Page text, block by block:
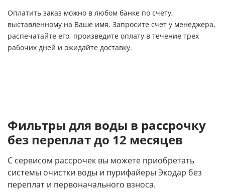
Оплатить заказ можно в любом банке по счету,
выставленному на Ваше имя. Запросите счет у менеджера,
распечатайте его, произведите оплату в течение трех
рабочих дней и ожидайте доставку.
Фильтры для воды в рассрочку
без переплат до 12 месяцев
С сервисом рассрочек вы можете приобретать
системы очистки воды и пурифайеры Экодар без
переплат и первоначального взноса.